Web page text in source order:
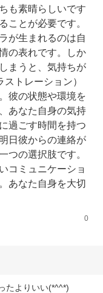
も素晴らしいです
ことが必要です。
が生まれるのは自
の表れです。しか
まうと、気持ちが
トレーション）
彼の状態や環境を
あなた自身の気持
過ごす時間を持つ
日彼からの連絡が
つの選択肢です。
コミュニケーショ
あなた自身を大切
0
たよりいい(*^^*)